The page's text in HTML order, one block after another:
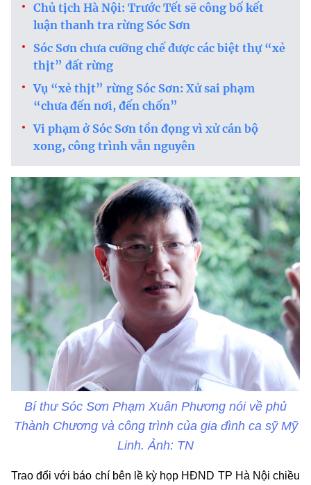
Chủ tịch Hà Nội: Trước Tết sẽ công bố kết
luận thanh tra rừng Sóc Sơn
Sóc Sơn chưa cưỡng chế được các biệt thự “xẻ
thịt” đất rừng
Vụ “xẻ thịt” rừng Sóc Sơn: Xử sai phạm
“chưa đến nơi, đến chốn”
Vi phạm ở Sóc Sơn tồn đọng vì xử cán bộ
xong, công trình vẫn nguyên
Bí thư Sóc Sơn Phạm Xuân Phương nói về phủ
Thành Chương và công trình của gia đình ca sỹ Mỹ
Linh. Ảnh: TN
Trao đổi với báo chí bên lề kỳ họp HĐND TP Hà Nội chiều